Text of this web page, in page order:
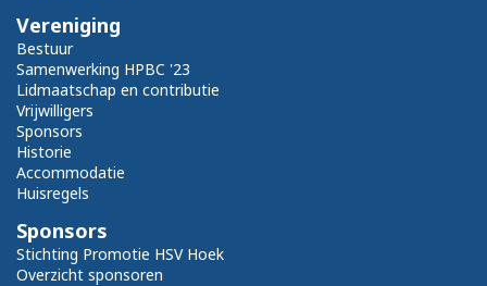
Vereniging
Bestuur
Samenwerking HPBC '23
Lidmaatschap en contributie
Vrijwilligers
Sponsors
Historie
Accommodatie
Huisregels
Sponsors
Stichting Promotie HSV Hoek
Overzicht sponsoren